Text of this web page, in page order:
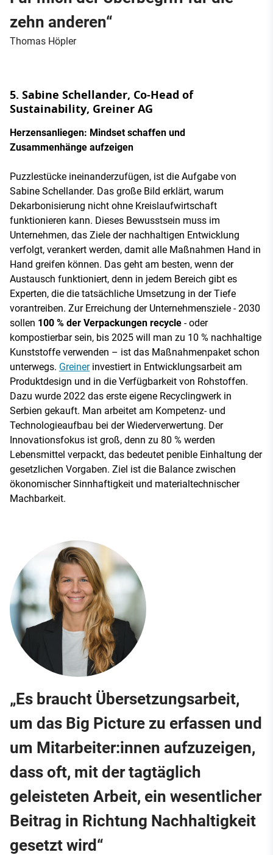
zehn anderen“
Thomas Höpler
5. Sabine Schellander, Co-Head of
Sustainability, Greiner AG
Herzensanliegen: Mindset schaffen und
Zusammenhänge aufzeigen
Puzzlestücke ineinanderzufügen, ist die Aufgabe von
Sabine Schellander. Das große Bild erklärt, warum
Dekarbonisierung nicht ohne Kreislaufwirtschaft
funktionieren kann. Dieses Bewusstsein muss im
Unternehmen, das Ziele der nachhaltigen Entwicklung
verfolgt, verankert werden, damit alle Maßnahmen Hand in
Hand greifen können. Das geht am besten, wenn der
Austausch funktioniert, denn in jedem Bereich gibt es
Experten, die die tatsächliche Umsetzung in der Tiefe
vorantreiben. Zur Erreichung der Unternehmensziele - 2030
sollen 100 % der Verpackungen recycle - oder
kompostierbar sein, bis 2025 will man zu 10 % nachhaltige
Kunststoffe verwenden – ist das Maßnahmenpaket schon
unterwegs. Greinerinvestiert in Entwicklungsarbeit am
Produktdesign und in die Verfügbarkeit von Rohstoffen.
Dazu wurde 2022 das erste eigene Recyclingwerk in
Serbien gekauft. Man arbeitet am Kompetenz- und
Technologieaufbau bei der Wiederverwertung. Der
Innovationsfokus ist groß, denn zu 80 % werden
Lebensmittel verpackt, das bedeutet penible Einhaltung der
gesetzlichen Vorgaben. Ziel ist die Balance zwischen
ökonomischer Sinnhaftigkeit und materialtechnischer
Machbarkeit.
„Es braucht Übersetzungsarbeit,
um das Big Picture zu erfassen und
um Mitarbeiter:innen aufzuzeigen,
dass oft, mit der tagtäglich
geleisteten Arbeit, ein wesentlicher
Beitrag in Richtung Nachhaltigkeit
gesetzt wird“